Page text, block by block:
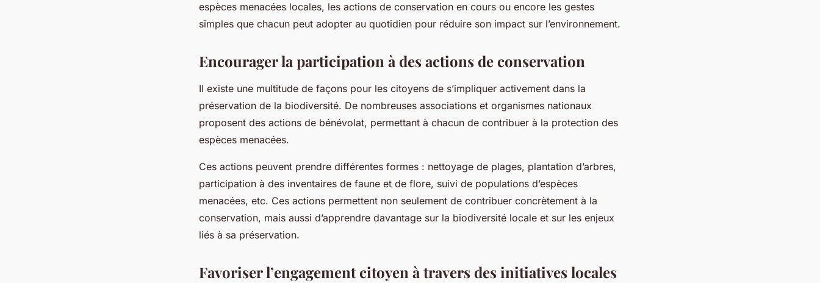
espèces menacées locales, les actions de conservation en cours ou encore les gestes
simples que chacun peut adopter au quotidien pour réduire son impact sur l’environnement.
Encourager la participation à des actions de conservation
Il existe une multitude de façons pour les citoyens de s’impliquer activement dans la
préservation de la biodiversité. De nombreuses associations et organismes nationaux
proposent des actions de bénévolat, permettant à chacun de contribuer à la protection des
espèces menacées.
Ces actions peuvent prendre différentes formes : nettoyage de plages, plantation d’arbres,
participation à des inventaires de faune et de flore, suivi de populations d’espèces
menacées, etc. Ces actions permettent non seulement de contribuer concrètement à la
conservation, mais aussi d’apprendre davantage sur la biodiversité locale et sur les enjeux
liés à sa préservation.
Favoriser l’engagement citoyen à travers des initiatives locales